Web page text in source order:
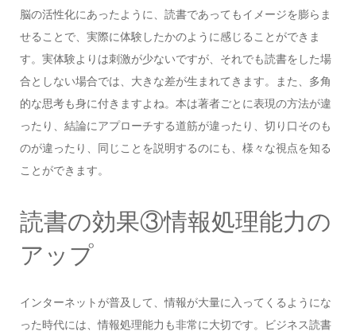
脳の活性化にあったように、読書であってもイメージを膨らま
せることで、実際に体験したかのように感じることができま
す。実体験よりは刺激が少ないですが、それでも読書をした場
合としない場合では、大きな差が生まれてきます。また、多角
的な思考も身に付きますよね。本は著者ごとに表現の方法が違
ったり、結論にアプローチする道筋が違ったり、切り口そのも
のが違ったり、同じことを説明するのにも、様々な視点を知る
ことができます。
読書の効果③情報処理能力の
アップ
インターネットが普及して、情報が大量に入ってくるようにな
った時代には、情報処理能力も非常に大切です。ビジネス読書